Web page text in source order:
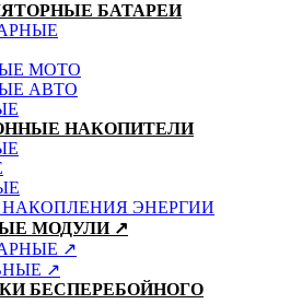
БАТАРЕИ
МОТО
АВТО
НАКОПИТЕЛИ
ЭНЕРГИИ
МОДУЛИ ↗
↗
↗
БЕСПЕРЕБОЙНОГО